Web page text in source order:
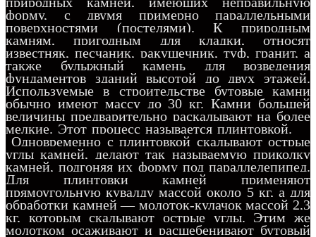
форму, с двумя примерно параллельными
поверхностями (постелями). К природным
камням, пригодным для кладки, относят
известняк, песчаник, ракушечник, туф, гранит, а
также булыжный камень для возведения
фундаментов зданий высотой до двух этажей.
Используемые в строительстве бутовые камни
обычно имеют массу до 30 кг. Камни большей
величины предварительно раскалывают на более
мелкие. Этот процесс называется плинтовкой.
Одновременно с плинтовкой скалывают острые
углы камней, делают так называемую приколку
камней, подгоняя их форму под параллелепипед.
Для плинтовки камней применяют
прямоугольную кувалду массой около 5 кг, а для
обработки камней — молоток-кулачок массой 2,3
кг, которым скалывают острые углы. Этим же
молотком осаживают и расщебенивают бутовый